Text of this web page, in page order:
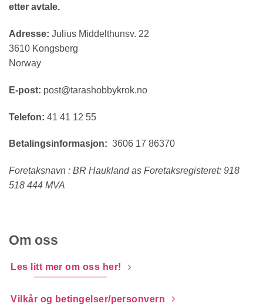
etter avtale.
Adresse: Julius Middelthunsv. 22
3610 Kongsberg
Norway
E-post: post@tarashobbykrok.no
Telefon: 41 41 12 55
Betalingsinformasjon: 3606 17 86370
Foretaksnavn : BR Haukland as Foretaksregisteret: 918
518 444 MVA
Om oss
Les litt mer om oss her!
Vilkår og betingelser/personvern